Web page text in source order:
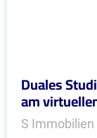
Duales
am
S Immobilien